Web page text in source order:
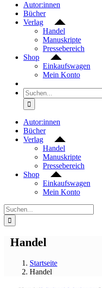
Autor:innen
Bücher
Verlag
Handel
Manuskripte
Pressebereich
Shop
Einkaufswagen
Mein Konto
Suche
nach:
Autor:innen
Bücher
Verlag
Handel
Manuskripte
Pressebereich
Shop
Einkaufswagen
Mein Konto
Suche
nach:
Handel
Startseite
Handel